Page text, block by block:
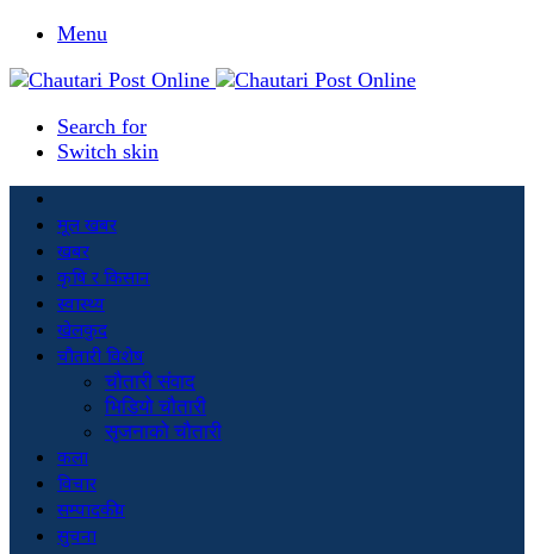
Menu
Search for
Switch skin
मूल खबर
खबर
कृषि र किसान
स्वास्थ्य
खेलकुद
चौतारी विशेष
चौतारी संवाद
भिडियो चौतारी
सृजनाको चौतारी
कला
विचार
सम्पादकीय
सुचना